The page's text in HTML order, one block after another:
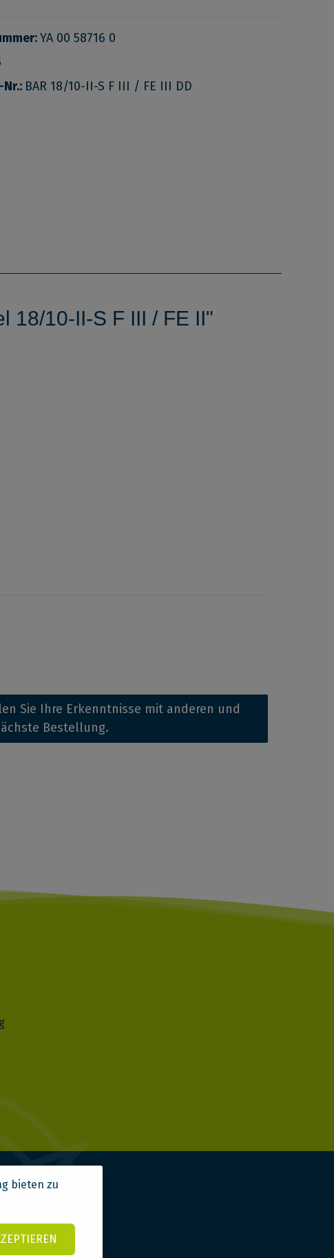
YA 00 58716 0
BAR 18/10-II-S F III / FE III DD
18/10-II-S F III / FE II"
Sie Ihre Erkenntnisse mit anderen und
Bestellung.
bieten zu